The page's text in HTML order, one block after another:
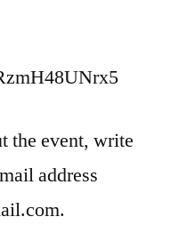
the event, write
address